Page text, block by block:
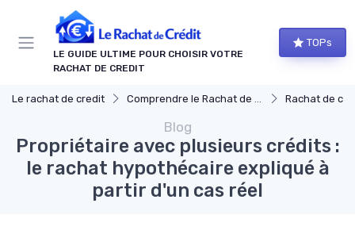
LE GUIDE ULTIME POUR CHOISIR VOTRE
RACHAT DE CREDIT
TOPs
Le rachat de credit Comprendre le Rachat de Crédit Rachat de
Blog
Propriétaire avec plusieurs crédits :
le rachat hypothécaire expliqué à
partir d'un cas réel
Panneau de gestion des cookies